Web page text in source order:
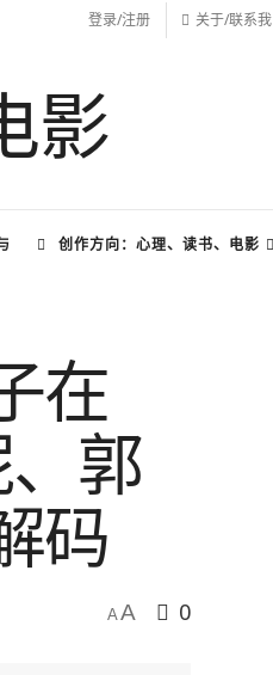
登录/注册 关于/联系我
创作方向：心理、读书、电影
在
郭
码
AA 0